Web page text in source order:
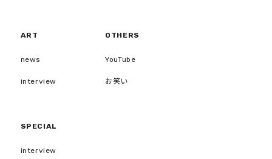
ART
news
interview
OTHERS
YouTube
お笑い
SPECIAL
interview